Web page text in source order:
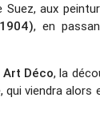
Suez, aux
, en
Déco, la
viendra alors